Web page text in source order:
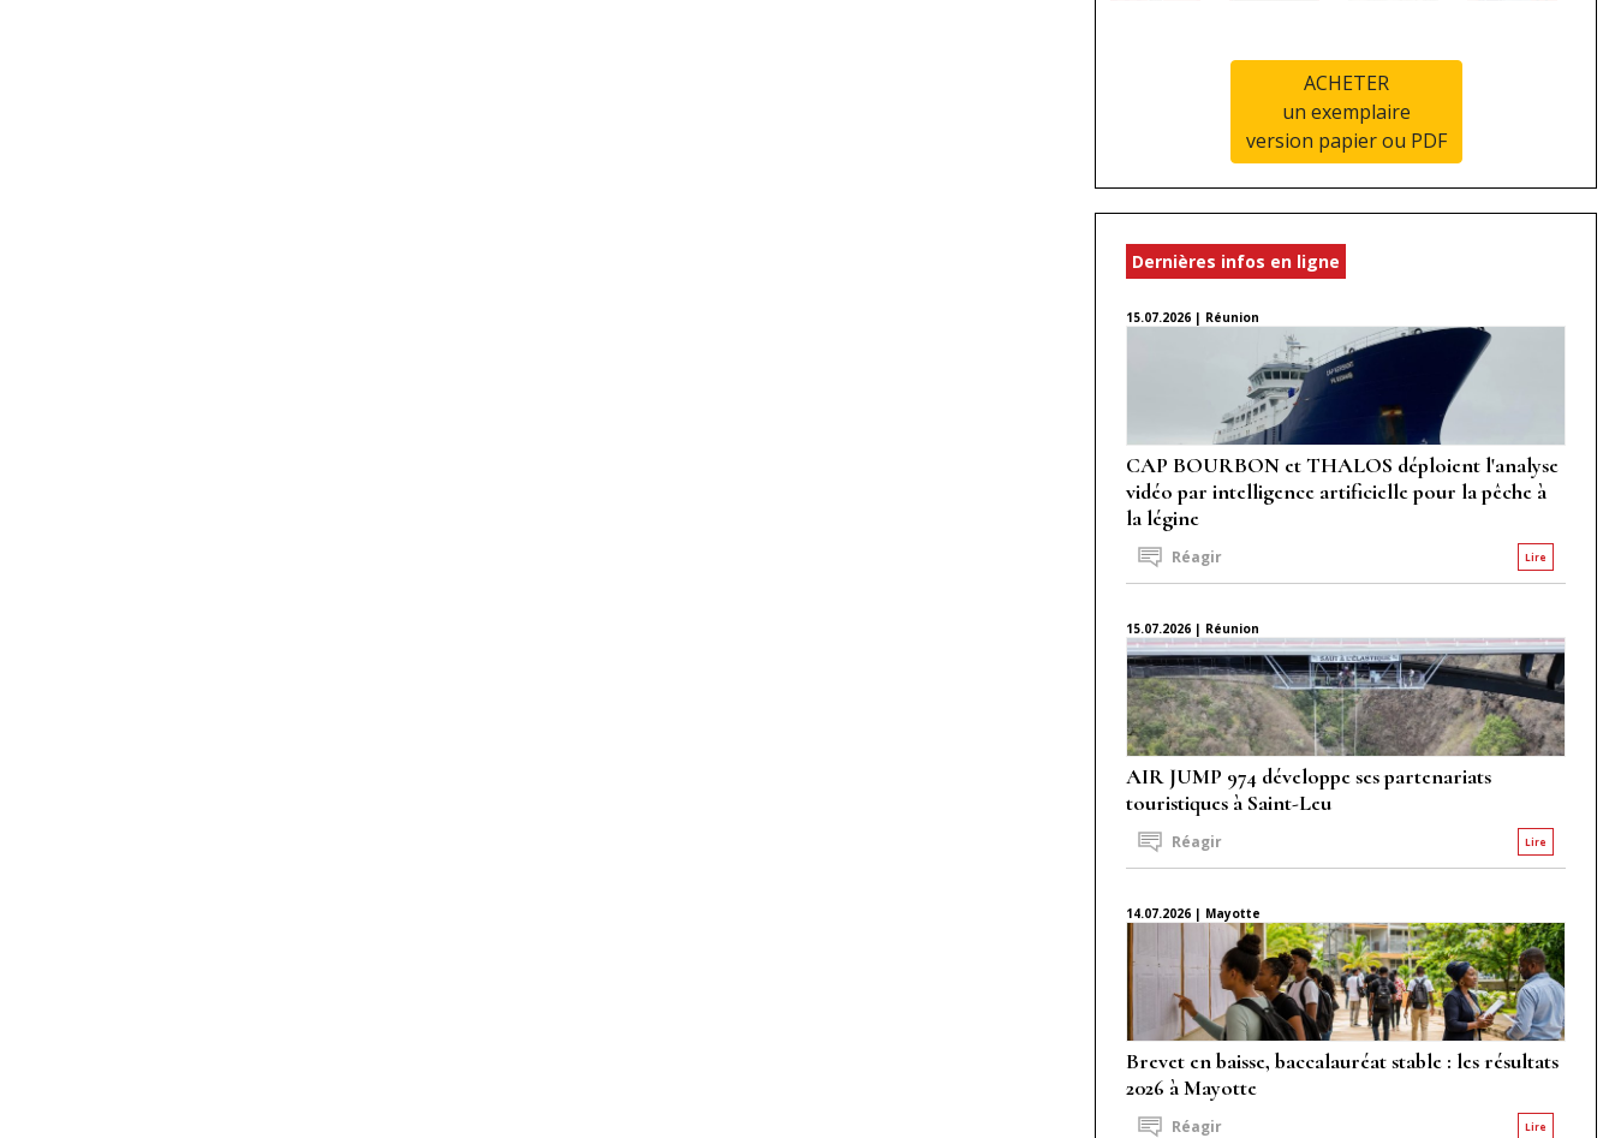
ACHETER
un exemplaire
version papier ou PDF
Dernières infos en ligne
15.07.2026 | Réunion
CAP BOURBON et THALOS déploient l'analyse
vidéo par intelligence artificielle pour la pêche à
la légine
Lire
Réagir
15.07.2026 | Réunion
AIR JUMP 974 développe ses partenariats
touristiques à Saint-Leu
Lire
Réagir
14.07.2026 | Mayotte
Brevet en baisse, baccalauréat stable : les résultats
2026 à Mayotte
Lire
Réagir